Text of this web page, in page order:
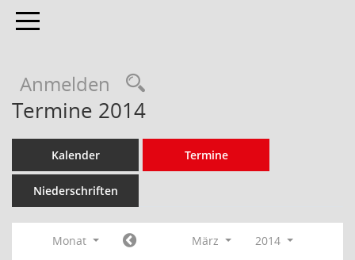
Toggle navigation
Anmelden
Termine 2014
Kalender Termine
Niederschriften
Monat März
2014